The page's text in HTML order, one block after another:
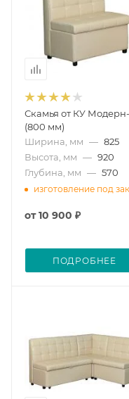
Скамья от КУ
(800 мм)
Ширина, мм — 825
Высота, мм — 920
Глубина, мм — 570
изготовление под
от10 900 ₽
ПОДРОБНЕЕ